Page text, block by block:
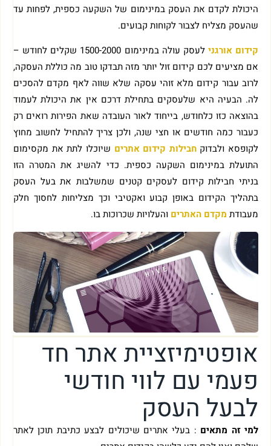
היכולת לקדם את העסק במינימום של השקעה כספית, לפחות עד
שהעסק מצליח לצבור לקוחות קבועים.
קידום אורגני
לעסק עולה במינימום 1500-2000 שקלים לחודש –
אם מציעים לכם קידום זול יותר מזה תבדקו טוב מה כוללת העסקה,
לרוב עבור קידום מלא זוהי עסקה שלא שווה לאף מקדם להסכים
לה. הבעיה היא שלעסקים בתחילת דרכם אין את היכולת לעמוד
בהוצאה כזו כלחודש, בייחוד לאור העובדה שאת הפירות רואים רק
כעבור כמה חודשים או חצי שנה, ולכן צריך להתחיל לחשוב מחוץ
לקופסא ולבדוק חבילות קידום אתריםשיוכלו לתת את מקסימום
התועלת במינימום השקעה כספית. כדי להשיג את המטרה הזו
בניתי חבילות קידום לעסקים קטנים שמשלבות את בעל העסק
בתהליך הקידום באופן קבוע ואקטיבי וכך מצליחות לחסוך חלק
מעבודת מקדם האתריםוהעלויות שכרוכות בו.
אופטימיזציית אתר חד
פעמי עם לווי חודשי
לבעל העסק
למי זה מתאים: בעלי אתרים שיכולים לבצע כתיבת תוכן לאתר